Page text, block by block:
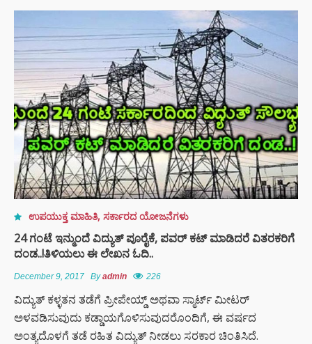
ಎಐ (AI)
ಆಧರಿತ
ಹಾಜರಾತಿ
ಫಜೀತಿ;
“ಸಿದ್ದರಾಮಯ್ಯ
ಸೀಕ್ರೆಟ್
ರಿವೇಂಜ್‌,
ಡಿಕೆಶಿ ಮತ್ತು
ರಾಹುಲ್‌
ಗಾಂಧಿಗೆ
ಸೈಲೆಂಟ್
ಏಟು”
ಸಿದ್ದರಾಮಯ್ಯ
ಅವರು
ಶಿವಕುಮಾರ್
ಮುಂದಿನ
ಸಿಎಂ?
ಉಪಯುಕ್ತ ಮಾಹಿತಿ, ಸರ್ಕಾರದ ಯೋಜನೆಗಳು
24 ಗಂಟೆ ಇನ್ಮುಂದೆ ವಿದ್ಯುತ್ ಪೂರೈಕೆ, ಪವರ್ ಕಟ್ ಮಾಡಿದರೆ ವಿತರಕರಿಗೆ
ದಂಡ..!ತಿಳಿಯಲು ಈ ಲೇಖನ ಓದಿ..
December 9, 2017 Byadmin 226
ವಿದ್ಯುತ್ ಕಳ್ಳತನ ತಡೆಗೆ ಪ್ರೀಪೇಯ್ಡ್ ಅಥವಾ ಸ್ಮಾರ್ಟ್ ಮೀಟರ್
ಅಳವಡಿಸುವುದು ಕಡ್ಡಾಯಗೊಳಿಸುವುದರೊಂದಿಗೆ, ಈ ವರ್ಷದ
ಅಂತ್ಯದೊಳಗೆ ತಡೆ ರಹಿತ ವಿದ್ಯುತ್ ನೀಡಲು ಸರಕಾರ ಚಿಂತಿಸಿದೆ.